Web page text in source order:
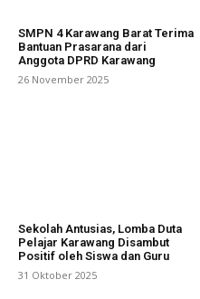
SMPN 4 Karawang Barat Terima
Bantuan Prasarana dari
Anggota DPRD Karawang
26 November 2025
Sekolah Antusias, Lomba Duta
Pelajar Karawang Disambut
Positif oleh Siswa dan Guru
31 Oktober 2025